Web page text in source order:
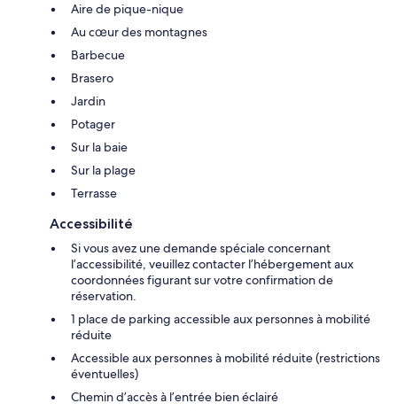
Aire de pique-nique
Au cœur des montagnes
Barbecue
Brasero
Jardin
Potager
Sur la baie
Sur la plage
Terrasse
Accessibilité
Si vous avez une demande spéciale concernant
l’accessibilité, veuillez contacter l’hébergement aux
coordonnées figurant sur votre confirmation de
réservation.
1 place de parking accessible aux personnes à mobilité
réduite
Accessible aux personnes à mobilité réduite (restrictions
éventuelles)
Chemin d’accès à l’entrée bien éclairé